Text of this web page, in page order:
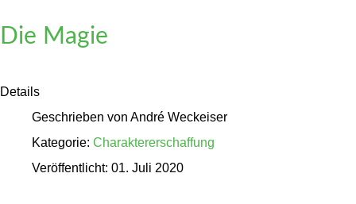
Die Magie
Details
Geschrieben von André Weckeiser
Kategorie: Charaktererschaffung
Veröffentlicht: 01. Juli 2020